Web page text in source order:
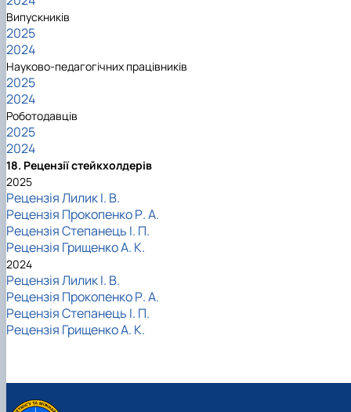
Випускників
2025
2024
Науково-педагогічних працівників
2025
2024
Роботодавців
2025
2024
18. Рецензії стейкхолдерів
2025
Рецензія Лилик І. В.
Рецензія Прокопенко Р. А.
Рецензія Степанець І. П.
Рецензія Грищенко А. К.
2024
Рецензія Лилик І. В.
Рецензія Прокопенко Р. А.
Рецензія Степанець І. П.
Рецензія Грищенко А. К.